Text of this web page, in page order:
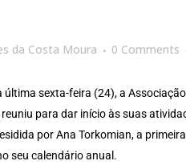
da Costa Moura 0 Comments
última sexta-feira (24), a
reuniu para dar início às suas
por Ana Torkomian, a
seu calendário anual.